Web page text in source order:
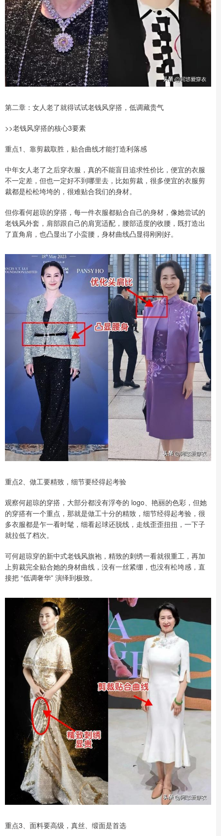
第二章：女人老了就得试试老钱风穿搭，低调藏贵气
>>老钱风穿搭的核心3要素
重点1、靠剪裁取胜，贴合曲线才能打造利落感
中年女人老了之后穿衣服，真的不能盲目追求性价比，便宜的衣服
不一定差，但也一定好不到哪里去，比如剪裁，很多便宜的衣服剪
裁都是松松垮垮的，很难贴合我们的身材。
但你看何超琼的穿搭，每一件衣服都贴合自己的身材，像她尝试的
老钱风外套，肩部跟自己的肩宽适配，腰部适度的收腰，既打造出
了直角肩，也凸显出了小蛮腰，身材曲线凸显得刚刚好。
重点2、做工要精致，细节要经得起考验
观察何超琼的穿搭，大部分都没有浮夸的 logo、艳丽的色彩，但她
的穿搭有一个重点，那就是做工十分的精致，细节经得起考验，很
多衣服都是乍一看时髦，细看起球还脱线，走线歪歪扭扭，一下子
就拉低了档次。
可何超琼穿的新中式老钱风旗袍，精致的刺绣一看就很重工，再加
上剪裁完全贴合她的身材曲线，没有一丝紧绷，也没有松垮感，直
接把 “低调奢华” 演绎到极致。
重点3、面料要高级，真丝、缎面是首选